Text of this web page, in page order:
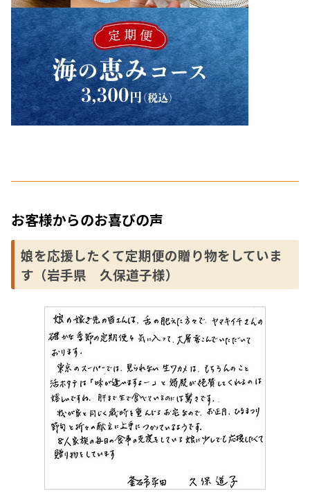
お客様からのお喜びの声
娘を応援したくて定期便の贈り物をしていま
す（岩手県 久保道子様）